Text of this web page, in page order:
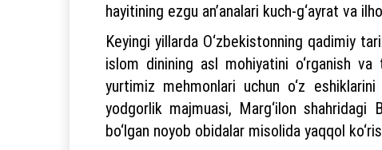
hayitining ezgu an’analari kuch-g‘ayrat va
Keyingi yillarda O‘zbekistonning qadimiy
islom dinining asl mohiyatini o‘rganish
yurtimiz mehmonlari uchun o‘z
yodgorlik majmuasi, Marg‘ilon shahridagi
bo‘lgan noyob obidalar misolida yaqqol